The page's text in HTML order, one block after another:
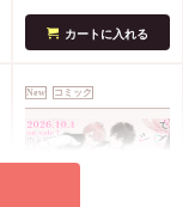
リーフレット 店舗共
通特典マンガカード
カートに入れる
New コミック